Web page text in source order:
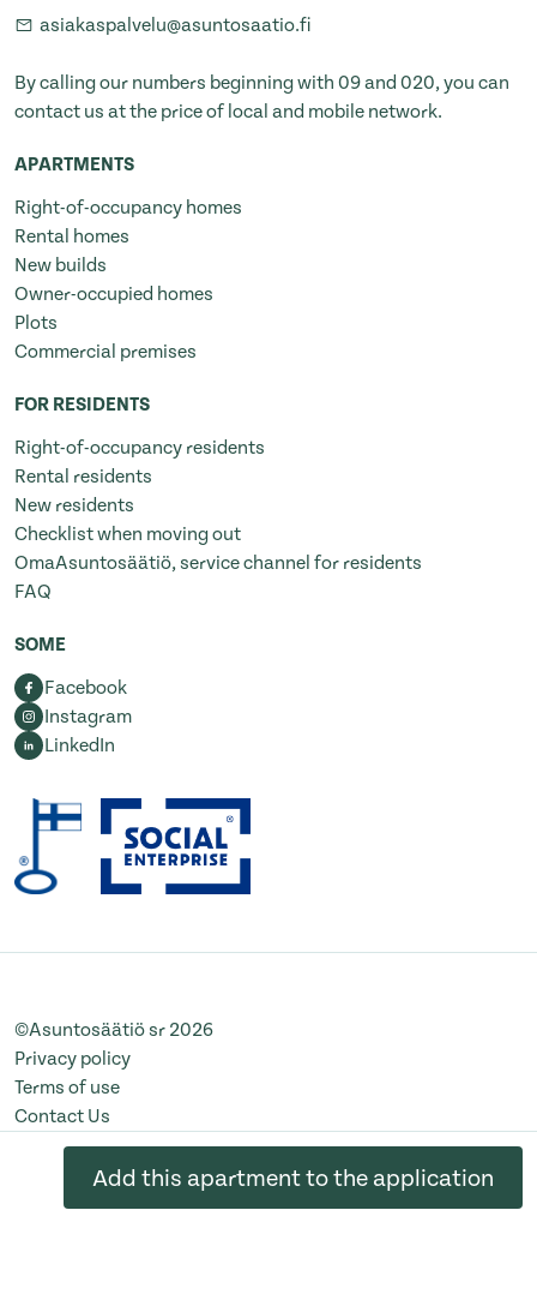
asiakaspalvelu@asuntosaatio.fi
By calling our numbers beginning with 09 and 020, you can
contact us at the price of local and mobile network.
APARTMENTS
Right-of-occupancy homes
Rental homes
New builds
Owner-occupied homes
Plots
Commercial premises
FOR RESIDENTS
Right-of-occupancy residents
Rental residents
New residents
Checklist when moving out
OmaAsuntosäätiö, service channel for residents
FAQ
SOME
Facebook
Instagram
LinkedIn
©Asuntosäätiö sr 2026
Privacy policy
Terms of use
Contact Us
Change cookie settings
Add this apartment to the application